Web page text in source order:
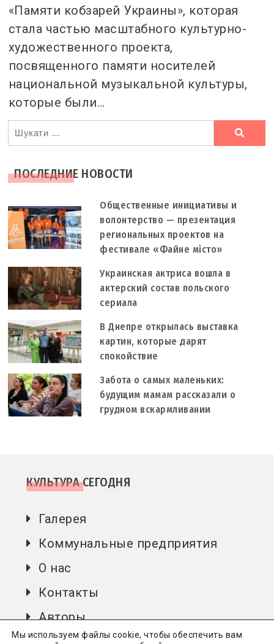
«Памяти кобзарей Украины», которая
стала частью масштабного культурно-
художественного проекта,
посвященного памяти носителей
национальной музыкальной культуры,
которые были…
Ви
шукали
ПОСЛЕДНИЕ НОВОСТИ
Общественные инициативы и
волонтерство — презентация
региональных проектов на
фестивале «Файне місто»
Украинская актриса вошла в
актерский состав польского
сериала
В Днепре открылась выставка
картин, которые дарят
спокойствие
Забота о самых маленьких:
будущим мамам рассказали о
грудном вскармливании
КУЛЬТУРА СЕГОДНЯ
Галерея
Коммунальные предприятия
О нас
Контакты
Авторы
Мы используем файлы cookie, чтобы обеспечить вам